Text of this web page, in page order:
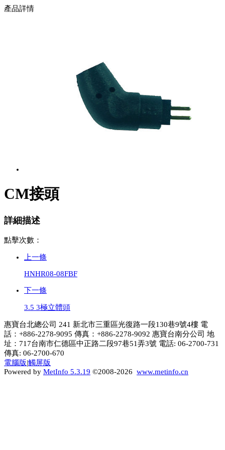
產品詳情
CM接頭
詳細描述
點擊次數：
上一條
HNHR08-08FBF
下一條
3.5 3極立體頭
惠寶台北總公司 241 新北市三重區光復路一段130巷9號4樓 電
話：+886-2278-9095 傳真：+886-2278-9092 惠寶台南分公司 地
址：717台南市仁德區中正路二段97巷51弄3號 電話: 06-2700-731
傳真: 06-2700-670
電腦版|觸屏版
Powered by MetInfo 5.3.19 ©2008-2026 www.metinfo.cn